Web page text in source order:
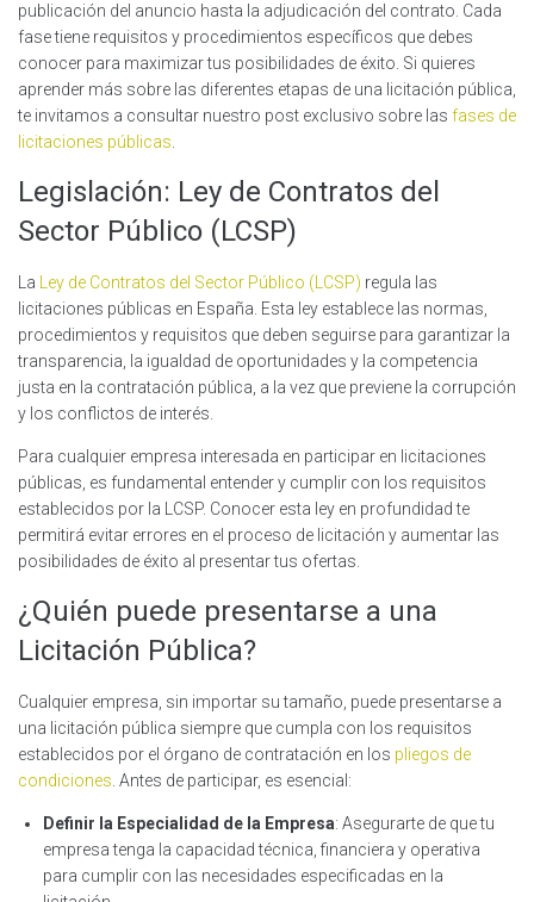
publicación del anuncio hasta la adjudicación del contrato. Cada
fase tiene requisitos y procedimientos específicos que debes
conocer para maximizar tus posibilidades de éxito. Si quieres
aprender más sobre las diferentes etapas de una licitación pública,
te invitamos a consultar nuestro post exclusivo sobre las fases de
licitaciones públicas
Legislación: Ley de Contratos del
Sector Público (LCSP)
La Ley de Contratos del Sector Público (LCSP) regula las
licitaciones públicas en España. Esta ley establece las normas,
procedimientos y requisitos que deben seguirse para garantizar la
transparencia, la igualdad de oportunidades y la competencia
justa en la contratación pública, a la vez que previene la corrupción
y los conflictos de interés.
Para cualquier empresa interesada en participar en licitaciones
públicas, es fundamental entender y cumplir con los requisitos
establecidos por la LCSP. Conocer esta ley en profundidad te
permitirá evitar errores en el proceso de licitación y aumentar las
posibilidades de éxito al presentar tus ofertas.
¿Quién puede presentarse a una
Licitación Pública?
Cualquier empresa, sin importar su tamaño, puede presentarse a
una licitación pública siempre que cumpla con los requisitos
establecidos por el órgano de contratación en los pliegos de
condiciones . Antes de participar, es esencial:
Definir la Especialidad de la Empresa: Asegurarte de que tu
empresa tenga la capacidad técnica, financiera y operativa
para cumplir con las necesidades especificadas en la